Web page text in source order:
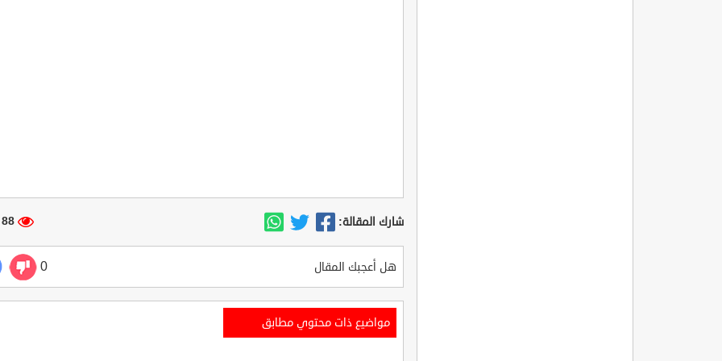
شارك المقالة: 88 مشاهدة
هل أعجبك المقال 0
مواضيع ذات محتوي مطابق